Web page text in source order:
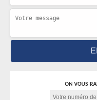
ON VOUS